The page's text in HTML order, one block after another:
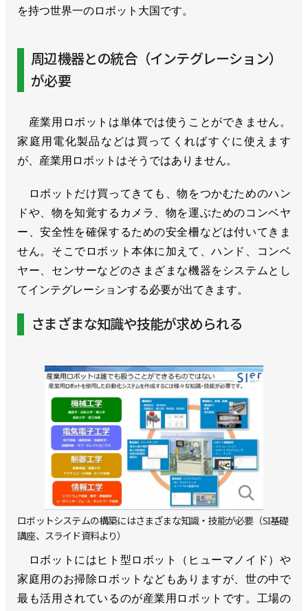
を持つ世界一のロボット大国です。
周辺機器との統合（インテグレーション）
が必要
産業用ロボットは単体では使うことができません。
家庭用電化製品などは買ってくればすぐに使えます
が、産業用ロボットはそうではありません。
ロボットだけ買ってきても、物をつかむためのハン
ドや、物を知覚するカメラ、物を運ぶためのコンベヤ
ー、安全性を確保するための安全柵などは付いてきま
せん。そこでロボット本体に加えて、ハンド、コンベ
ヤー、センサーなどのさまざまな機器をシステムとし
てインテグレーションする必要が出てきます。
さまざまな知識や技能が求められる
ロボットシステムの構築にはさまざまな知識・技能が必要（SI基礎
講座、スライド資料より）
ロボットにはヒト型ロボット（ヒューマノイド）や
家庭用のお掃除ロボットなどもありますが、世の中で
最も活用されているのが産業用ロボットです。工場の